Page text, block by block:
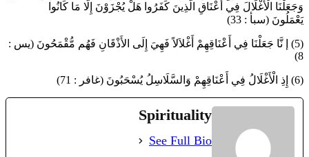
وَجَعَلْنَا الْأَغْلَالَ فِي أَعْنَاقِ الَّذِينَ كَفَرُوا هَلْ يُجْزَوْنَ إِلَّا مَا كَانُوا
يَعْمَلُونَ (سبأ : 33)
(5) إ نَّا جَعَلْنَا فِي أَعْنَاقِهِمْ أَغْلاَلاً فَهِيَ إِلَى الأَذْقَانِ فَهُم مُّقْمَحُونَ (يس :
8)
(6) إِذِ الْأَغْلَالُ فِي أَعْنَاقِهِمْ وَالسَّلَاسِلُ يُسْحَبُونَ (غافر : 71)
Spirituality
See Full Bio